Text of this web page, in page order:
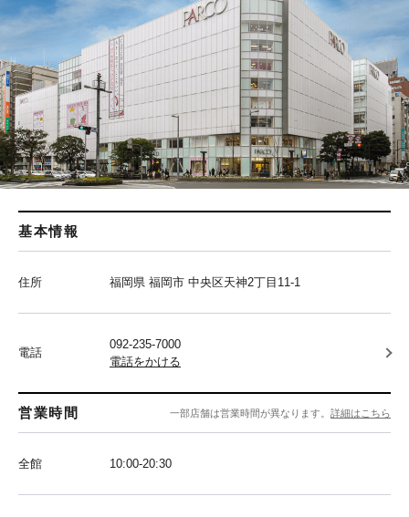
基本情報
住所 福岡県 福岡市 中央区天神2丁目11-1
電話
092-235-7000
電話をかける
営業時間 一部店舗は営業時間が異なります。 詳細はこちら
全館 10:00-20:30